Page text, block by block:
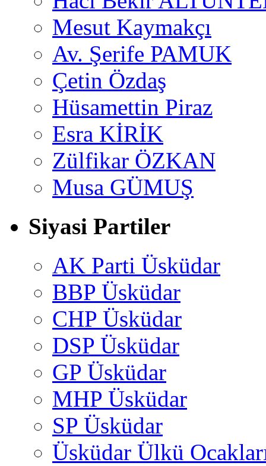
Mesut Kaymakçı
Av. Şerife PAMUK
Çetin Özdaş
Hüsamettin Piraz
Esra KİRİK
Zülfikar ÖZKAN
Musa GÜMUŞ
Siyasi Partiler
AK Parti Üsküdar
BBP Üsküdar
CHP Üsküdar
DSP Üsküdar
GP Üsküdar
MHP Üsküdar
SP Üsküdar
Üsküdar Ülkü